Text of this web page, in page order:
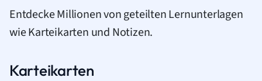
Entdecke Millionen von geteilten Lernunterlagen
wie Karteikarten und Notizen.
Karteikarten